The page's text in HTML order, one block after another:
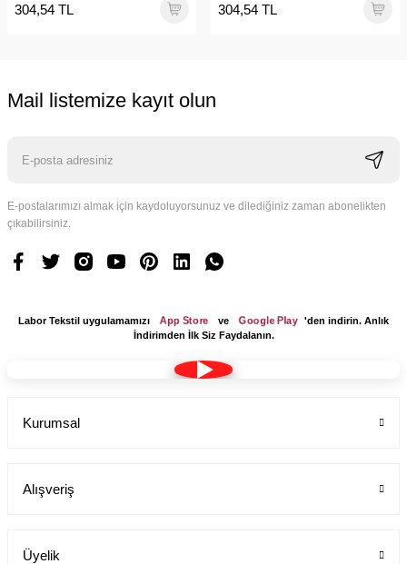
304,54 TL 304,54 TL
Mail listemize kayıt olun
E-postalarımızı almak için kaydoluyorsunuz ve dilediğiniz zaman abonelikten
çıkabilirsiniz.
Labor Tekstil uygulamamızı App Store ve Google Play
'den indirin. Anlık
İndirimden İlk Siz Faydalanın.
Kurumsal
Alışveriş
Üyelik